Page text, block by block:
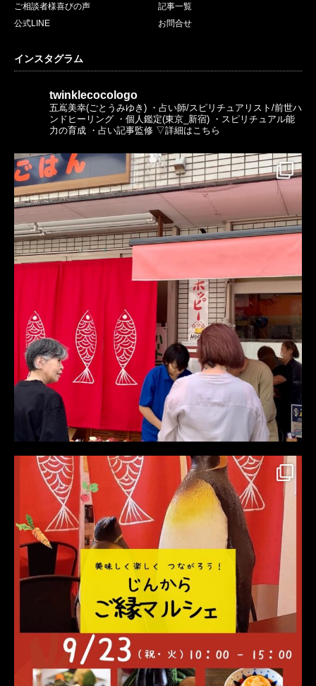
ご相談者様喜びの声
記事一覧
公式LINE
お問合せ
インスタグラム
twinklecocologo
五嶌美幸(ごとうみゆき) ・占い師/スピリチュアリスト/前世ハ
ンドヒーリング ・個人鑑定(東京_新宿) ・スピリチュアル能
力の育成 ・占い記事監修 ▽詳細はこちら